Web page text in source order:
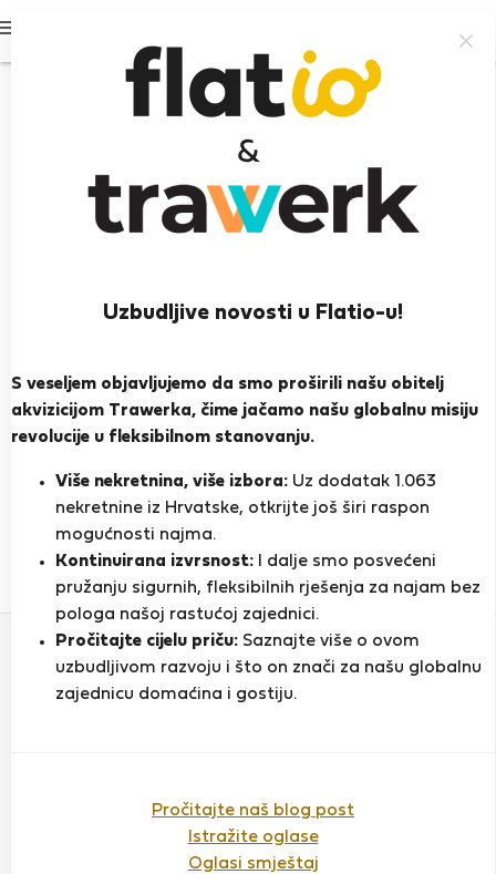
Uzbudljive novosti u Flatio-u!
S veseljem objavljujemo da smo proširili našu obitelj
akvizicijom Trawerka, čime jačamo našu globalnu misiju
revolucije u fleksibilnom stanovanju.
Više nekretnina, više izbora: Uz dodatak 1.063
nekretnine iz Hrvatske, otkrijte još širi raspon
mogućnosti najma.
Kontinuirana izvrsnost: I dalje smo posvećeni
pružanju sigurnih, fleksibilnih rješenja za najam bez
pologa našoj rastućoj zajednici.
Pročitajte cijelu priču: Saznajte više o ovom
uzbudljivom razvoju i što on znači za našu globalnu
zajednicu domaćina i gostiju.
Pročitajte naš blog post
Istražite oglase
Oglasi smještaj
Iskusan domaćin
PRIKAŽI ŽIVOTOPIS
Ocjena i reference
1
Ponude
1
Ocjena
Top Floor APT Downtown-
CAMBRIDGE (AC)
Ocijenjeno:16.06.2025